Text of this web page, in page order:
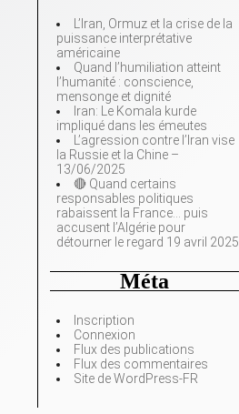
L’Iran, Ormuz et la crise de la
puissance interprétative
américaine
Quand l’humiliation atteint
l’humanité : conscience,
mensonge et dignité
Iran: Le Komala kurde
impliqué dans les émeutes
L’agression contre l’Iran vise
la Russie et la Chine –
13/06/2025
🔴 Quand certains
responsables politiques
rabaissent la France… puis
accusent l’Algérie pour
détourner le regard 19 avril 2025
Méta
Inscription
Connexion
Flux des publications
Flux des commentaires
Site de WordPress-FR